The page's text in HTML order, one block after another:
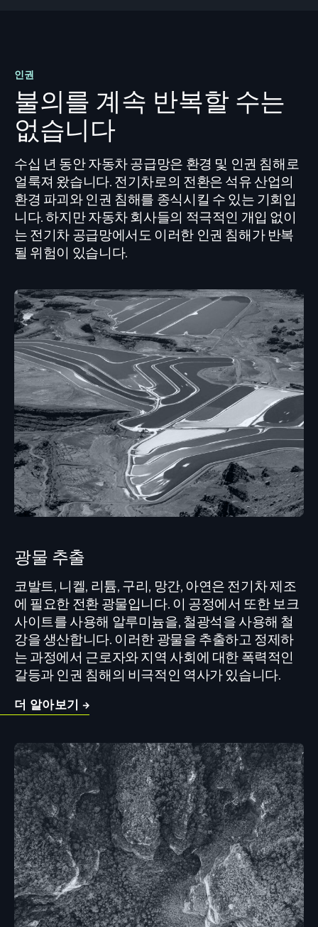
인권
불의를 계속 반복할 수는
없습니다
수십 년 동안 자동차 공급망은 환경 및 인권 침해로
얼룩져 왔습니다. 전기차로의 전환은 석유 산업의
환경 파괴와 인권 침해를 종식시킬 수 있는 기회입
니다. 하지만 자동차 회사들의 적극적인 개입 없이
는 전기차 공급망에서도 이러한 인권 침해가 반복
될 위험이 있습니다.
광물 추출
코발트, 니켈, 리튬, 구리, 망간, 아연은 전기차 제조
에 필요한 전환 광물입니다. 이 공정에서 또한 보크
사이트를 사용해 알루미늄을, 철광석을 사용해 철
강을 생산합니다. 이러한 광물을 추출하고 정제하
는 과정에서 근로자와 지역 사회에 대한 폭력적인
갈등과 인권 침해의 비극적인 역사가 있습니다.
더 알아보기 →